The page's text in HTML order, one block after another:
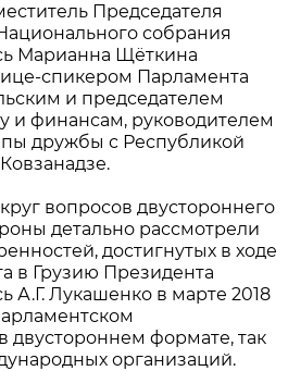
Председателя
собрания
Марианна Щёткина
спикером Парламента
и председателем
и финансам, руководителем
дружбы с Республикой
вопросов двустороннего
детально рассмотрели
достигнутых в ходе
в Грузию Президента
А.Г. Лукашенко в марте 2018
двустороннем формате, так
организаций.